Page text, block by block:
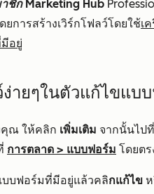
ชิก Marketing Hub
ยการสร้างเวิร์กโฟลว์โดยใช้เ
อยู่
ง่ายๆในตัวแก้ไขแบ
คุณ ให้คลิก เพิ่มเติม จากนั้นไปที่
การตลาด > แบบฟอร์ม โดยตร
บบฟอร์มที่มีอยู่แล้วคลิกแก้ไข